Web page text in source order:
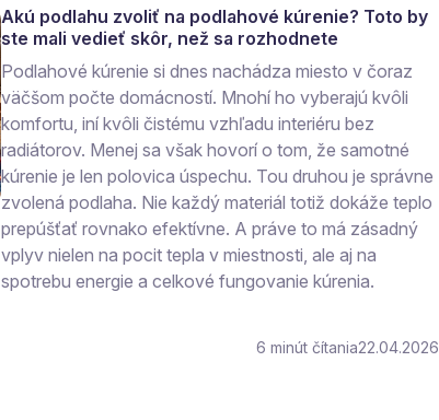
Akú podlahu zvoliť na podlahové kúrenie? Toto by
ste mali vedieť skôr, než sa rozhodnete
Podlahové kúrenie si dnes nachádza miesto v čoraz
väčšom počte domácností. Mnohí ho vyberajú kvôli
komfortu, iní kvôli čistému vzhľadu interiéru bez
radiátorov. Menej sa však hovorí o tom, že samotné
kúrenie je len polovica úspechu. Tou druhou je správne
zvolená podlaha. Nie každý materiál totiž dokáže teplo
prepúšťať rovnako efektívne. A práve to má zásadný
vplyv nielen na pocit tepla v miestnosti, ale aj na
spotrebu energie a celkové fungovanie kúrenia.
6 čítania22.04.2026